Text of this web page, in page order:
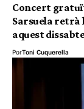
Concert
Sarsuela retrà
aquest
PorToni Cuquerella